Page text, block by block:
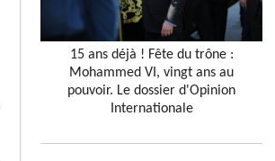
15 ans déjà ! Fête du trône :
Mohammed VI, vingt ans au
pouvoir. Le dossier d'Opinion
Internationale